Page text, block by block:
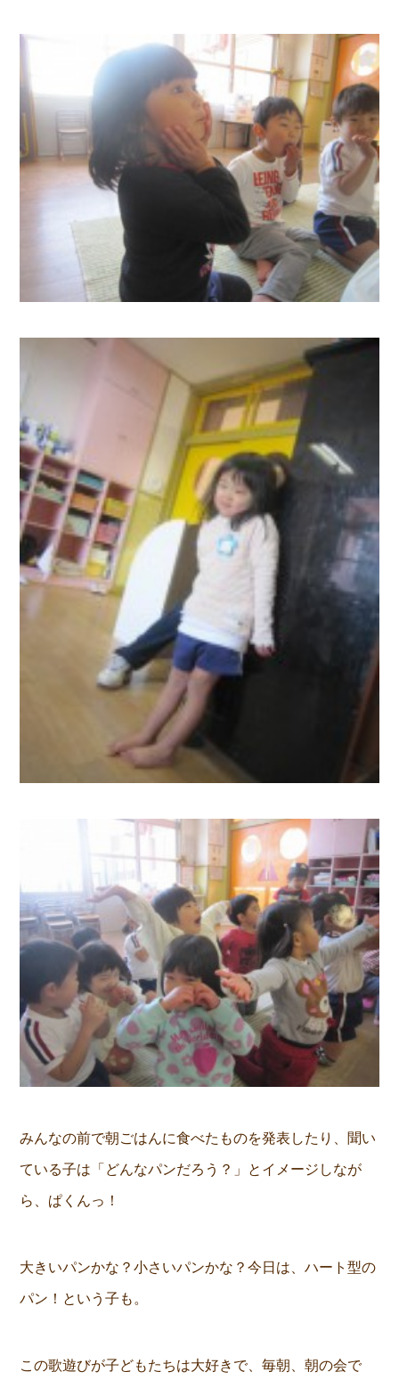
みんなの前で朝ごはんに食べたものを発表したり、聞い
ている子は「どんなパンだろう？」とイメージしなが
ら、ぱくんっ！
大きいパンかな？小さいパンかな？今日は、ハート型の
パン！という子も。
この歌遊びが子どもたちは大好きで、毎朝、朝の会で